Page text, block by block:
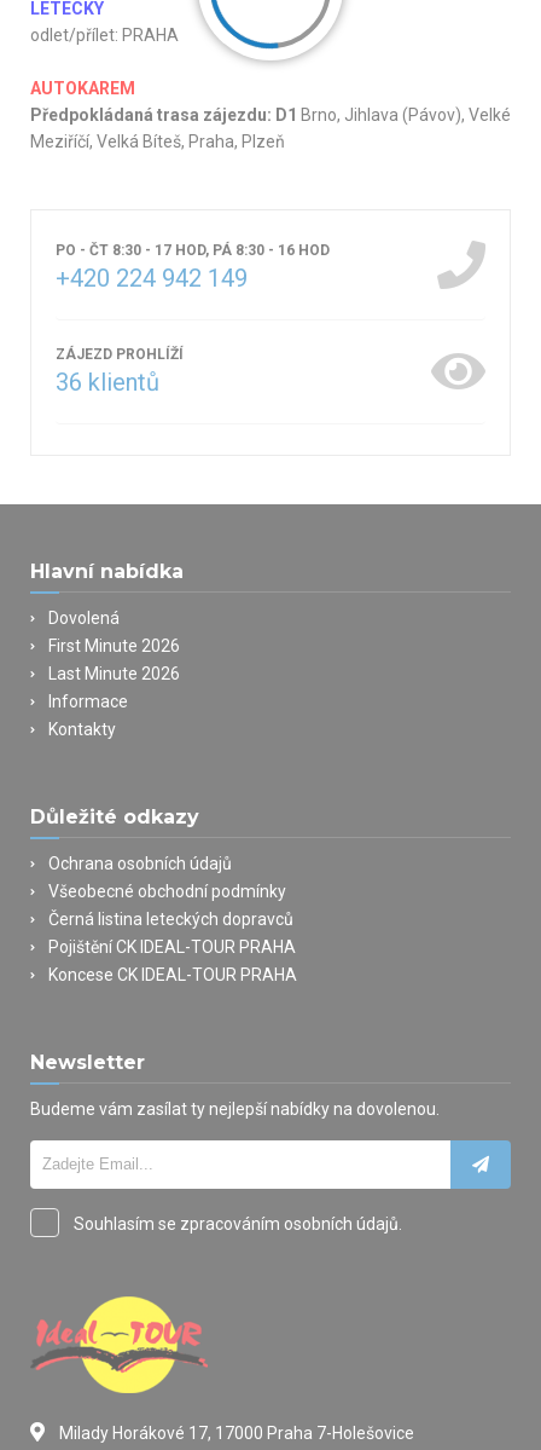
LETECKY
odlet/přílet: PRAHA
AUTOKAREM
Předpokládaná trasa zájezdu: D1 Brno, Jihlava (Pávov), Velké
Meziříčí, Velká Bíteš, Praha, Plzeň
PO - ČT 8:30 - 17 HOD, PÁ 8:30 - 16 HOD
+420 224 942 149
ZÁJEZD PROHLÍŽÍ
36 klientů
Hlavní nabídka
Dovolená
First Minute 2026
Last Minute 2026
Informace
Kontakty
Důležité odkazy
Ochrana osobních údajů
Všeobecné obchodní podmínky
Černá listina leteckých dopravců
Pojištění CK IDEAL-TOUR PRAHA
Koncese CK IDEAL-TOUR PRAHA
Newsletter
Budeme vám zasílat ty nejlepší nabídky na dovolenou.
Souhlasím se zpracováním osobních údajů.
Milady Horákové 17, 17000 Praha 7-Holešovice